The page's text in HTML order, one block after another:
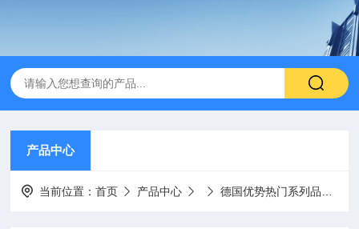
产品中心
当前位置：首页 产品中心 德国优势热门系列品牌